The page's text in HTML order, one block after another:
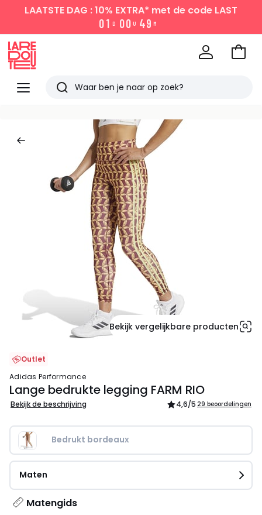
LAATSTE DAG : 10% EXTRA* met de code LAST
01 D 00 U 49 M
Menu
Redoute
Zoeken
bekeken
Naar
Bekijk vergelijkbare producten
Outlet
adidas Performance
Lange bedrukte legging FARM RIO
Bekijk de beschrijving 4,6/5 29 beoordelingen
Bedrukt bordeaux
Maten
Matengids